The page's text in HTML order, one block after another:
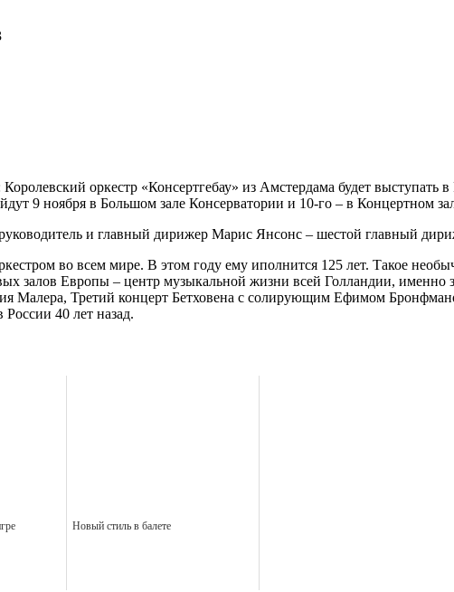
оркестр «Консертгебау» из Амстердама будет выступать
9 ноября в Большом зале Консерватории и 10‑го – в Концертном
и главный дирижер Марис Янсонс – шестой главный
во всем мире. В этом году ему иполнится 125 лет. Такое
залов Европы – центр музыкальной жизни всей Голландии, именно
Малера, Третий концерт Бетховена с солирующим Ефимом
40 лет назад.
Новый стиль в балете